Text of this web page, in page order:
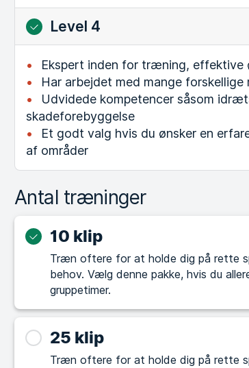
Level 4
Ekspert inden for træning, effektive
Har arbejdet med mange forskellige
Udvidede kompetencer såsom
skadeforebyggelse
Et godt valg hvis du ønsker en
af områder
Antal træninger
10 klip
Træn oftere for at holde dig på rette
behov. Vælg denne pakke, hvis du allerede træner regelmæssigt eller i
gruppetimer.
25 klip
Træn oftere for at holde dig på rette